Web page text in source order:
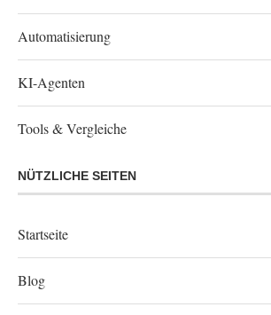
Automatisierung
KI-Agenten
Tools & Vergleiche
NÜTZLICHE SEITEN
Startseite
Blog